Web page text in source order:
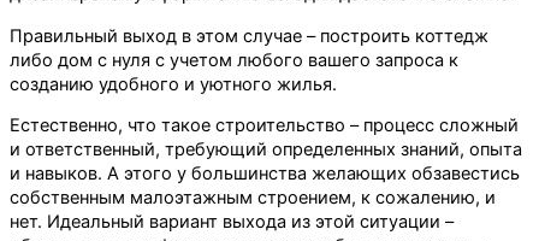
Правильный выход в этом случае – построить коттедж
либо дом с нуля с учетом любого вашего запроса к
созданию удобного и уютного жилья.
Естественно, что такое строительство – процесс сложный
и ответственный, требующий определенных знаний, опыта
и навыков. А этого у большинства желающих обзавестись
собственным малоэтажным строением, к сожалению, и
нет. Идеальный вариант выхода из этой ситуации –